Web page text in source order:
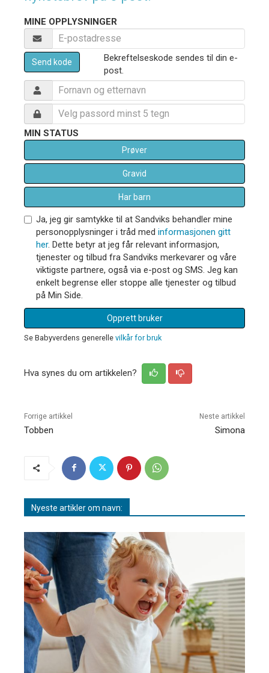
MINE OPPLYSNINGER
Send kode
Bekreftelseskode sendes til din e-
post.
MIN STATUS
Prøver
Gravid
Har barn
Ja, jeg gir samtykke til at Sandviks behandler mine
personopplysninger i tråd med informasjonen gitt
her. Dette betyr at jeg får relevant informasjon,
tjenester og tilbud fra Sandviks merkevarer og våre
viktigste partnere, også via e-post og SMS. Jeg kan
enkelt begrense eller stoppe alle tjenester og tilbud
på Min Side.
Opprett bruker
Se Babyverdens generelle vilkår for bruk
Hva synes du om artikkelen?
Forrige artikkel
Tobben
Neste artikkel
Simona
Nyeste artikler om navn: